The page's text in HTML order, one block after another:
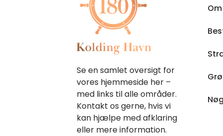
Se en samlet oversigt for
vores hjemmeside her –
med links til alle områder.
Kontakt os gerne, hvis vi
kan hjælpe med afklaring
eller mere information.